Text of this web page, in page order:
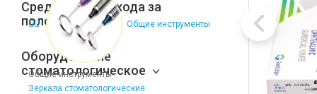
Общие инструменты
Общие инструменты
Зеркала стоматологические
Средства для ухода за
полостью рта
Оборудование
стоматологическое